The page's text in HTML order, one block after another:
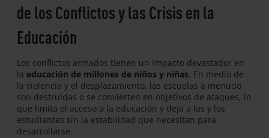
de los Conflictos y las Crisis en la
Educación
Los conflictos armados tienen un impacto devastador en
la educación de millones de niños y niñas. En medio de
la violencia y el desplazamiento, las escuelas a menudo
son destruidas o se convierten en objetivos de ataques, lo
que limita el acceso a la educación y deja a las y los
estudiantes sin la estabilidad que necesitan para
desarrollarse.